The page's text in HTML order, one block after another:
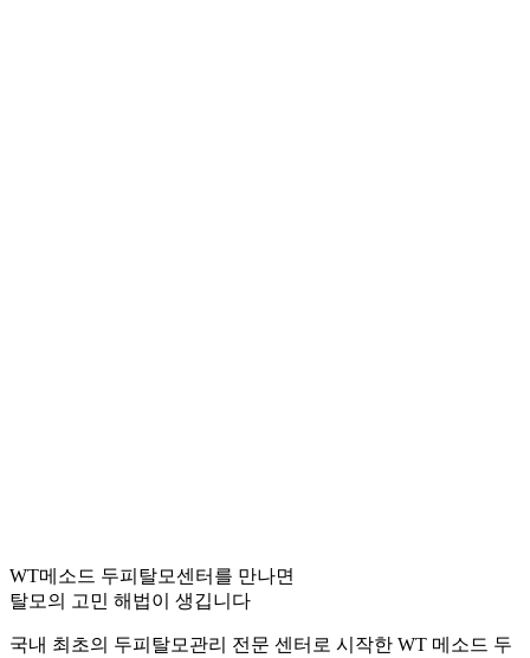
WT메소드 두피탈모센터를 만나면
탈모의 고민 해법이 생깁니다
국내 최초의 두피탈모관리 전문 센터로 시작한 WT 메소드 두